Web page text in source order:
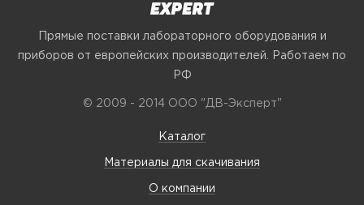
Прямые поставки лабораторного оборудования и
приборов от европейских производителей. Работаем по
РФ
© 2009 - 2014 ООО "ДВ-Эксперт"
Каталог
Материалы для скачивания
О компании